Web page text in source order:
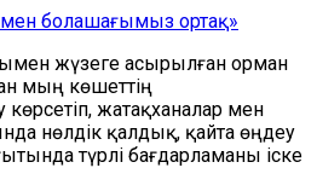
болашағымыз ортақ»
жүзеге асырылған орман
мың көшеттің
жатақханалар мен
нөлдік қалдық, қайта өңдеу
түрлі бағдарламаны іске